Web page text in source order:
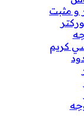
و مثبت
كريم